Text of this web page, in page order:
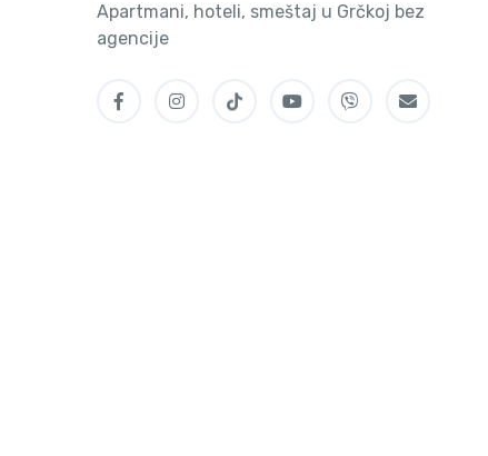
Apartmani, hoteli, smeštaj u Grčkoj bez
agencije